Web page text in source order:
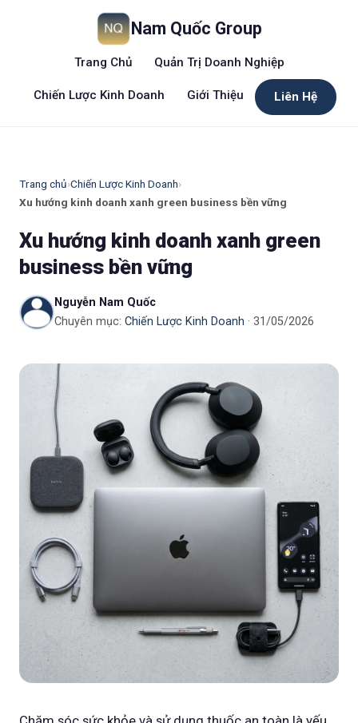
Nam Quốc Group
Trang Chủ Quản Trị Doanh Nghiệp
Chiến Lược Kinh Doanh Giới Thiệu Liên Hệ
Trang chủ›Chiến Lược Kinh Doanh›
Xu hướng kinh doanh xanh green business bền vững
Xu hướng kinh doanh xanh green
business bền vững
Nguyễn Nam Quốc
Chuyên mục: Chiến Lược Kinh Doanh · 31/05/2026